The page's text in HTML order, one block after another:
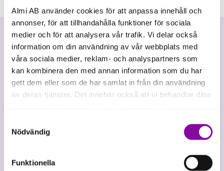
Almi AB använder cookies för att anpassa innehåll och
annonser, för att tillhandahålla funktioner för sociala
medier och för att analysera vår trafik. Vi delar också
information om din användning av vår webbplats med
våra sociala medier, reklam- och analyspartners som
kan kombinera den med annan information som du har
gett dem eller som de har samlat in från din användning
av deras tjänster. Det innebär också att vi behandlar dina
Om du klickar på avvisa kommer användning av kakor
eller delning av information enligt ovan, inte att ske,
förutom för kakor som är nödvändiga för att hemsidan
ska fungera se mer under inställningar.
Nödvändig
Funktionella
Nyhetsbrev
Ja, jag vill anmäla mig till
Almis nyhetsbrev!
gånger per år får du nyheter, inspiration och